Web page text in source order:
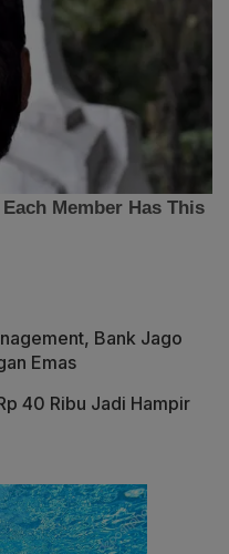
Bank Jago
Emas
40 Ribu Jadi Hampir